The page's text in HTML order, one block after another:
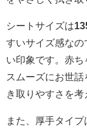
シートサイズは
すいサイズ感な
い印象です。赤
スムーズにお世
き取りやすさを考
また、厚手タイ